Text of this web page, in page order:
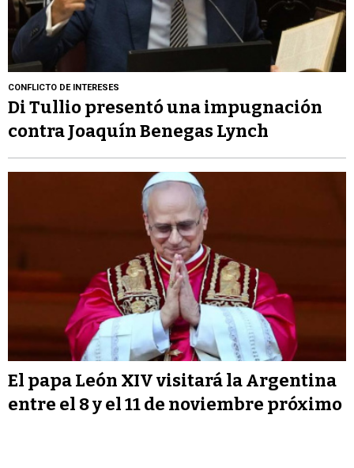
CONFLICTO DE INTERESES
Di Tullio presentó una impugnación
contra Joaquín Benegas Lynch
El papa León XIV visitará la Argentina
entre el 8 y el 11 de noviembre próximo